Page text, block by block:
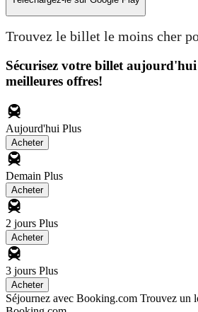
Trouvez le billet le moins cher
Sécurisez votre billet
meilleures offres!
Aujourd'hui Plus
Acheter
Demain Plus
Acheter
2 jours Plus
Acheter
3 jours Plus
Acheter
Séjournez avec Booking.com Trouvez un